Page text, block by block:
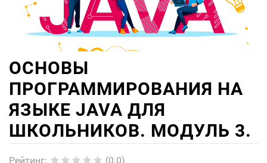
ОСНОВЫ
ПРОГРАММИРОВАНИЯ НА
ЯЗЫКЕ JAVA ДЛЯ
ШКОЛЬНИКОВ. МОДУЛЬ 3.
Рейтинг: (0.0)